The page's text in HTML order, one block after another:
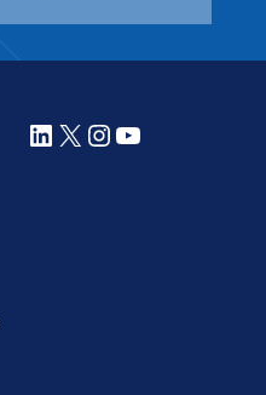
LinkedIn
X Instagram
YouTube